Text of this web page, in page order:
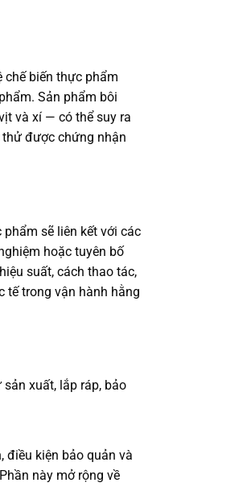
chế biến thực phẩm
Sản phẩm bôi
và xí — có thể suy ra
được chứng nhận
sẽ liên kết với các
hoặc tuyên bố
suất, cách thao tác,
tế trong vận hành hằng
xuất, lắp ráp, bảo
điều kiện bảo quản và
này mở rộng về